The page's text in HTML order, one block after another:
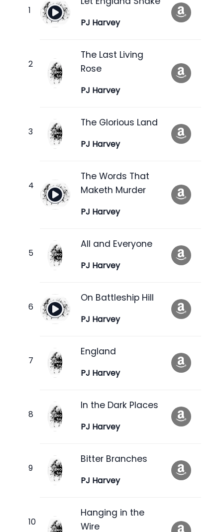
PJ Harvey
The Last Living
Rose
PJ Harvey
The Glorious Land
PJ Harvey
The Words That
Maketh Murder
PJ Harvey
All and Everyone
PJ Harvey
On Battleship Hill
PJ Harvey
England
PJ Harvey
In the Dark Places
PJ Harvey
Bitter Branches
PJ Harvey
Hanging in the
Wire